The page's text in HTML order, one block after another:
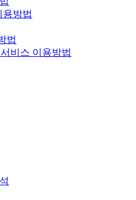
용방법
법
비스 이용방법